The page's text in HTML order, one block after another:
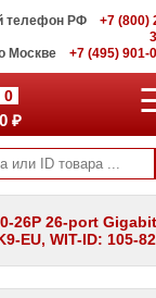
телефон РФ
+7 (800)
Москве
+7 (495) 901-
0
0 ₽
26P 26-port
EU, WIT-ID: 105-